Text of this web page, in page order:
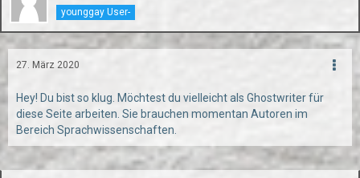
younggay User-
27. März 2020
Hey! Du bist so klug. Möchtest du vielleicht als Ghostwriter für
diese Seite arbeiten. Sie brauchen momentan Autoren im
Bereich Sprachwissenschaften.